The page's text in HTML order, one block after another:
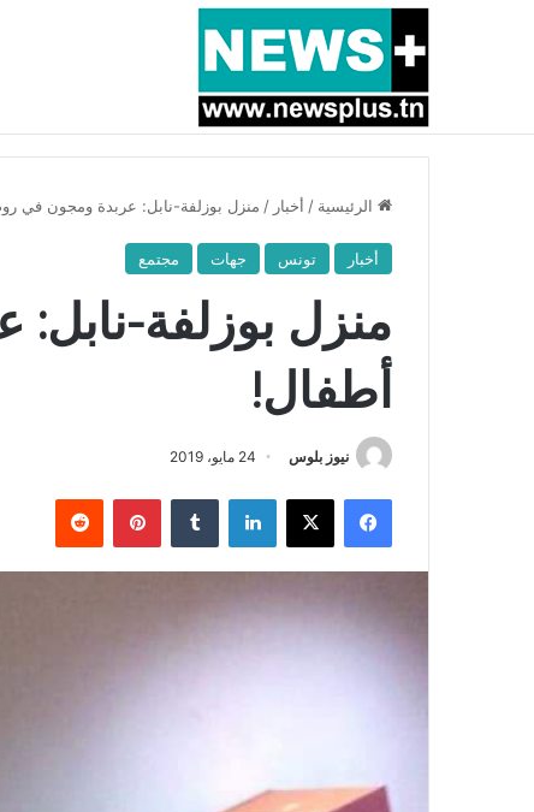
أخبار عاجلة بسبب المرزوقي وبتكليف من سعيّد: الخارجية
الرئيسية / أخبار / منزل بوزلفة-نابل: عربدة ومجون في
أخبار تونس جهات مجتمع
منزل بوزلفة-
أطفال!
نيوز بلوس 24 مايو، 2019
فيسبوك X لينكدإن بينتيريست